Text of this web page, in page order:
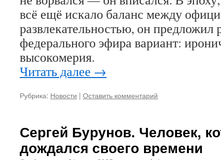
всё ещё искало баланс между
развлекательностью, он предложил
федерального эфира вариант:
высокомерия.
Читать далее →
Рубрика: Новости | Оставить комментарий
Сергей Бурунов. Человек,
дождался своего времени